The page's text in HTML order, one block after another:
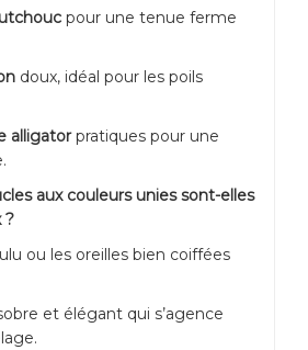
pour une tenue ferme
doux, idéal pour les poils
alligatorpratiques pour une
aux couleurs unies sont-elles
?
ou les oreilles bien coiffées
et élégant qui s’agence